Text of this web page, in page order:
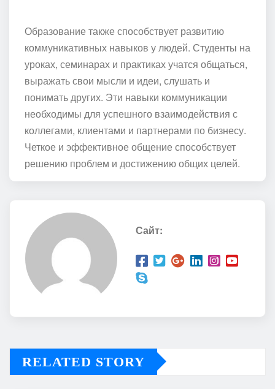
Образование также способствует развитию
коммуникативных навыков у людей. Студенты на
уроках, семинарах и практиках учатся общаться,
выражать свои мысли и идеи, слушать и
понимать других. Эти навыки коммуникации
необходимы для успешного взаимодействия с
коллегами, клиентами и партнерами по бизнесу.
Четкое и эффективное общение способствует
решению проблем и достижению общих целей.
Сайт:
RELATED STORY